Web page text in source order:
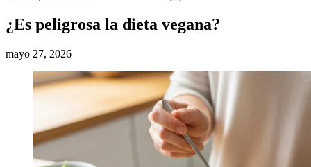
¿Es peligrosa la dieta vegana?
mayo 27, 2026